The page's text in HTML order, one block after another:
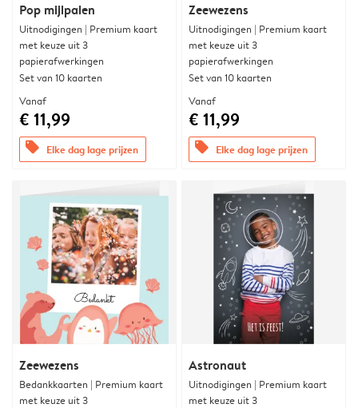
Pop mijlpalen
Uitnodigingen | Premium kaart
met keuze uit 3
papierafwerkingen
Set van 10 kaarten
Vanaf
€ 11,99
offers Elke dag lage prijzen
Zeewezens
Uitnodigingen | Premium kaart
met keuze uit 3
papierafwerkingen
Set van 10 kaarten
Vanaf
€ 11,99
offers Elke dag lage prijzen
Zeewezens
Bedankkaarten | Premium kaart
met keuze uit 3
Astronaut
Uitnodigingen | Premium kaart
met keuze uit 3